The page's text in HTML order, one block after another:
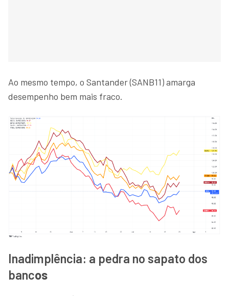
Ao mesmo tempo, o Santander (SANB11) amarga
desempenho bem mais fraco.
Inadimplência: a pedra no sapato dos
bancos